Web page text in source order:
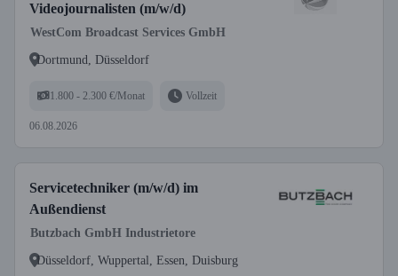
Videojournalisten (m/w/d)
WestCom Broadcast Services GmbH
Dortmund, Düsseldorf
1.800 - 2.300 €/Monat Vollzeit
06.08.2026
Servicetechniker (m/w/d) im
Außendienst
Butzbach GmbH Industrietore
Düsseldorf, Wuppertal, Essen, Duisburg